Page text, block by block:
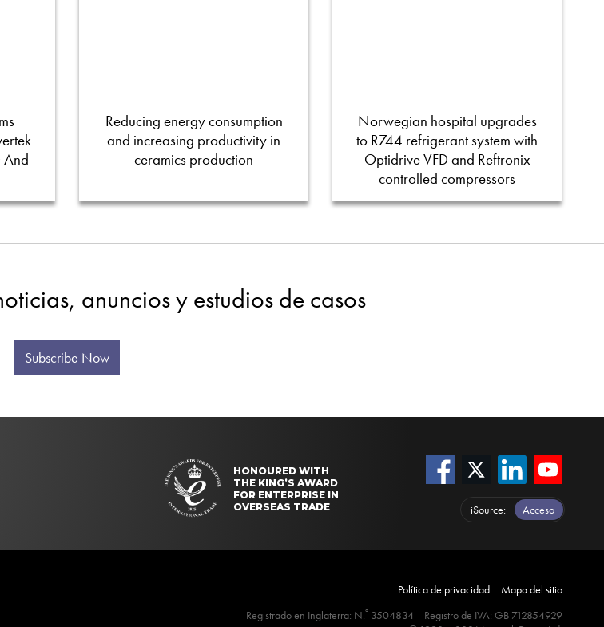
And
Reducing energy consumption
and increasing productivity in
ceramics production
Norwegian hospital upgrades
to R744 refrigerant system with
Optidrive VFD and Reftronix
controlled compressors
anuncios y estudios de casos
Subscribe Now
HONOURED WITH
THE KING’S AWARD
FOR ENTERPRISE IN
OVERSEAS TRADE
iSource Acceso
Política de privacidad
Mapa del sitio
Registrado en Inglaterra: N.º 3504834 | Registro de IVA: GB 712854929